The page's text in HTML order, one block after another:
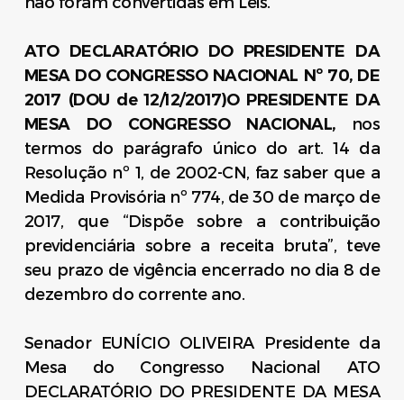
ATO DECLARATÓRIO DO PRESIDENTE DA
MESA DO CONGRESSO NACIONAL Nº 70, DE
2017 (DOU de 12/12/2017)O PRESIDENTE DA
MESA DO CONGRESSO NACIONAL,nos
termos do parágrafo único do art. 14 da
Resolução nº 1, de 2002-CN, faz saber que a
Medida Provisória nº 774, de 30 de março de
2017, que “Dispõe sobre a contribuição
previdenciária sobre a receita bruta”, teve
seu prazo de vigência encerrado no dia 8 de
dezembro do corrente ano.
Senador EUNÍCIO OLIVEIRA Presidente da
Mesa do Congresso Nacional ATO
DECLARATÓRIO DO PRESIDENTE DA MESA